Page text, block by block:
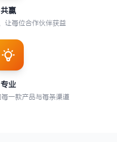
共赢
让每位合作伙伴获益
专业
一款产品与每条渠道